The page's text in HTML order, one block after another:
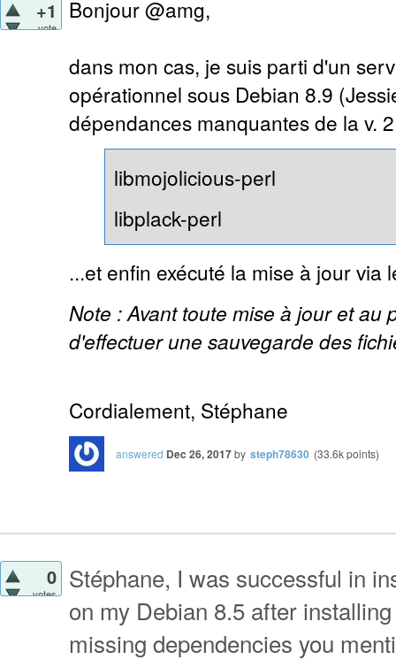
+1
vote
Bonjour @amg,
dans mon cas, je suis parti d'un
opérationnel sous Debian 8.9
dépendances manquantes de la v.
libmojolicious-perl
libplack-perl
...et enfin exécuté la mise à jour via
Note : Avant toute mise à jour et au
d'effectuer une sauvegarde des
Cordialement, Stéphane
answered Dec 26, 2017by steph78630 (33.6kpoints)
0
votes
Stéphane, I was successful in
on my Debian 8.5 after
missing dependencies you